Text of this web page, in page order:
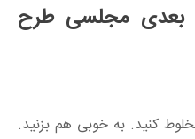
بعدی مجلسی طرح
کنید. به خوبی هم بزنید.